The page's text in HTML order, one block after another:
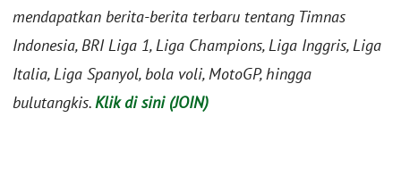
mendapatkan berita-berita terbaru tentang Timnas
Indonesia, BRI Liga 1, Liga Champions, Liga Inggris, Liga
Italia, Liga Spanyol, bola voli, MotoGP, hingga
bulutangkis.Klik di sini (JOIN)